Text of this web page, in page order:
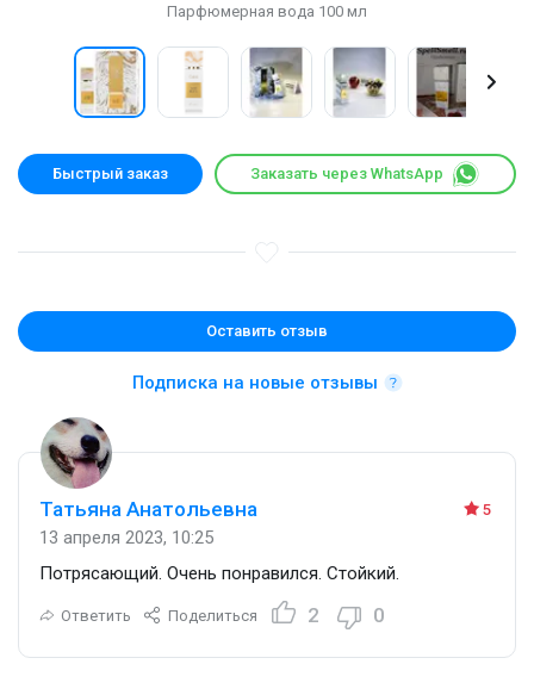
Парфюмерная вода 100 мл
Быстрый заказ Заказать через WhatsApp
Оставить отзыв
Подписка на новые отзывы
5
Татьяна Анатольевна
13 апреля 2023, 10:25
Потрясающий. Очень понравился. Стойкий.
Ответить Поделиться 2 0